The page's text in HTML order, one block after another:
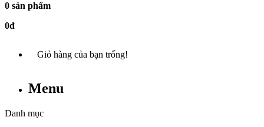
0 sản phẩm
0đ
Giỏ hàng của bạn trống!
Menu
Danh mục